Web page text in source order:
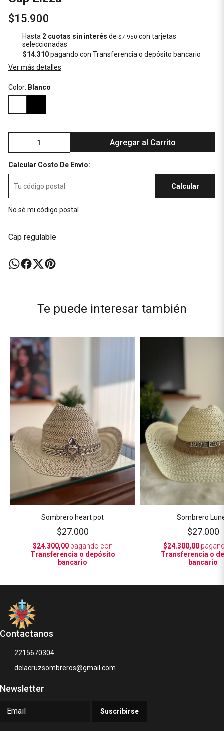
$15.900
Hasta 2 cuotas sin interés de $7.950 con tarjetas
seleccionadas
$14.310pagando con Transferencia o depósito bancario
Ver más detalles
Color: Blanco
Agregar al Carrito
Calcular Costo De Envío:
Calcular
No sé mi código postal
Cap regulable
Te puede interesar también
Sombrero heart pot
$27.000
$24.300,00pagando con
Transferencia o depósito
bancario
Sombrero
$27.000
$24.300,00
Transferencia o
bancario
Contactanos
2215670304
delacruzsombreros@gmail.com
Newsletter
Suscribirse